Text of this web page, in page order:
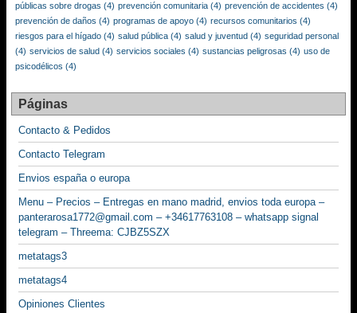
públicas sobre drogas (4) prevención comunitaria (4) prevención de accidentes (4)
prevención de daños (4) programas de apoyo (4) recursos comunitarios (4)
riesgos para el hígado (4) salud pública (4) salud y juventud (4) seguridad personal
(4) servicios de salud (4) servicios sociales (4) sustancias peligrosas (4) uso de
psicodélicos (4)
Páginas
Contacto & Pedidos
Contacto Telegram
Envios españa o europa
Menu – Precios – Entregas en mano madrid, envios toda europa –
panterarosa1772@gmail.com – +34617763108 – whatsapp signal
telegram – Threema: CJBZ5SZX
metatags3
metatags4
Opiniones Clientes